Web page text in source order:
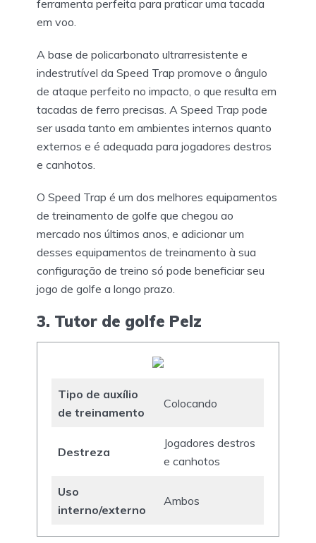
ferramenta perfeita para praticar uma tacada
em voo.
A base de policarbonato ultrarresistente e
indestrutível da Speed Trap promove o ângulo
de ataque perfeito no impacto, o que resulta em
tacadas de ferro precisas. A Speed Trap pode
ser usada tanto em ambientes internos quanto
externos e é adequada para jogadores destros
e canhotos.
O Speed Trap é um dos melhores equipamentos
de treinamento de golfe que chegou ao
mercado nos últimos anos, e adicionar um
desses equipamentos de treinamento à sua
configuração de treino só pode beneficiar seu
jogo de golfe a longo prazo.
3. Tutor de golfe Pelz
Tipo de auxílio
de treinamento
Colocando
Destreza
Jogadores destros
e canhotos
Uso
interno/externo
Ambos